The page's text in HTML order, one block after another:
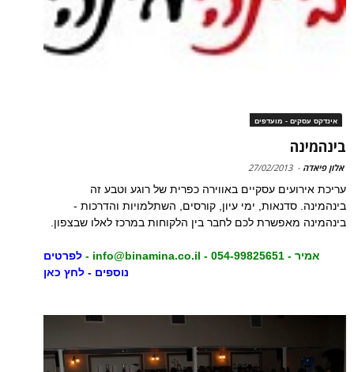
אינדקס עסקים - מועדפים
בינהמינה
אלון פיאדה -
27/02/2013
עריכת אירועים עסקיים באווירה כפרית של רוגע וטבע זה
בינהמינה. סדנאות, ימי עיון, קורסים, השתלמויות והדרכות -
בינהמינה מאפשרת לכם לחבר בין הלקוחות במרכז לאלו שבצפון.
אמיר - 054-99825651 - info@binamina.co.il
-לפרטים
נוספים - לחץ כאן